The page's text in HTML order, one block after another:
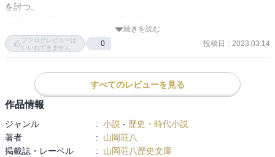
を討つ。
動きが多く、非常に面白い巻でした。
続きを読む
ブクログレビューは
いいねできません
0 投稿日 : 2023.03.14
すべてのレビューを見る
作品情報
ジャンル : 小説 - 歴史・時代小説
著者
:
山岡荘八
掲載誌・レーベル
:
山岡荘八歴史文庫